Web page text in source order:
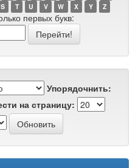
S T U V W X Y Z
первых букв:
Упорядочнить:
на страницу: